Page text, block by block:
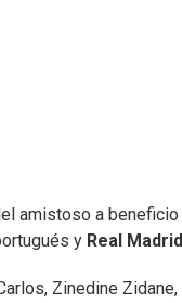
amistoso a beneficio
y Real Madrid
Zinedine Zidane,